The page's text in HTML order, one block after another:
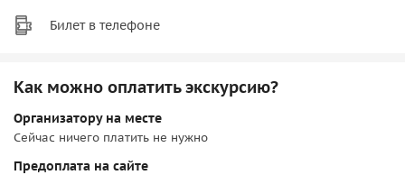
Билет в телефоне
Как можно оплатить экскурсию?
Организатору на месте
Сейчас ничего платить не нужно
Предоплата на сайте